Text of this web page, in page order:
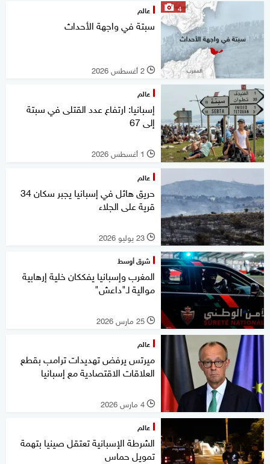
4 عالم
سبتة في واجهة الأحداث
l 2 أغسطس 2026
عالم
إسبانيا: ارتفاع عدد القتلى في سبتة
إلى 67
l 1 أغسطس 2026
عالم
حريق هائل في إسبانيا يجبر سكان 34
قرية على الجلاء
l 23 يوليو 2026
شرق أوسط
المغرب وإسبانيا يفككان خلية إرهابية
موالية لـ"داعش"
l 25 مارس 2026
عالم
ميرتس يرفض تهديدات ترامب بقطع
العلاقات الاقتصادية مع إسبانيا
l 4 مارس 2026
عالم
الشرطة الإسبانية تعتقل صينيا بتهمة
تمويل حماس